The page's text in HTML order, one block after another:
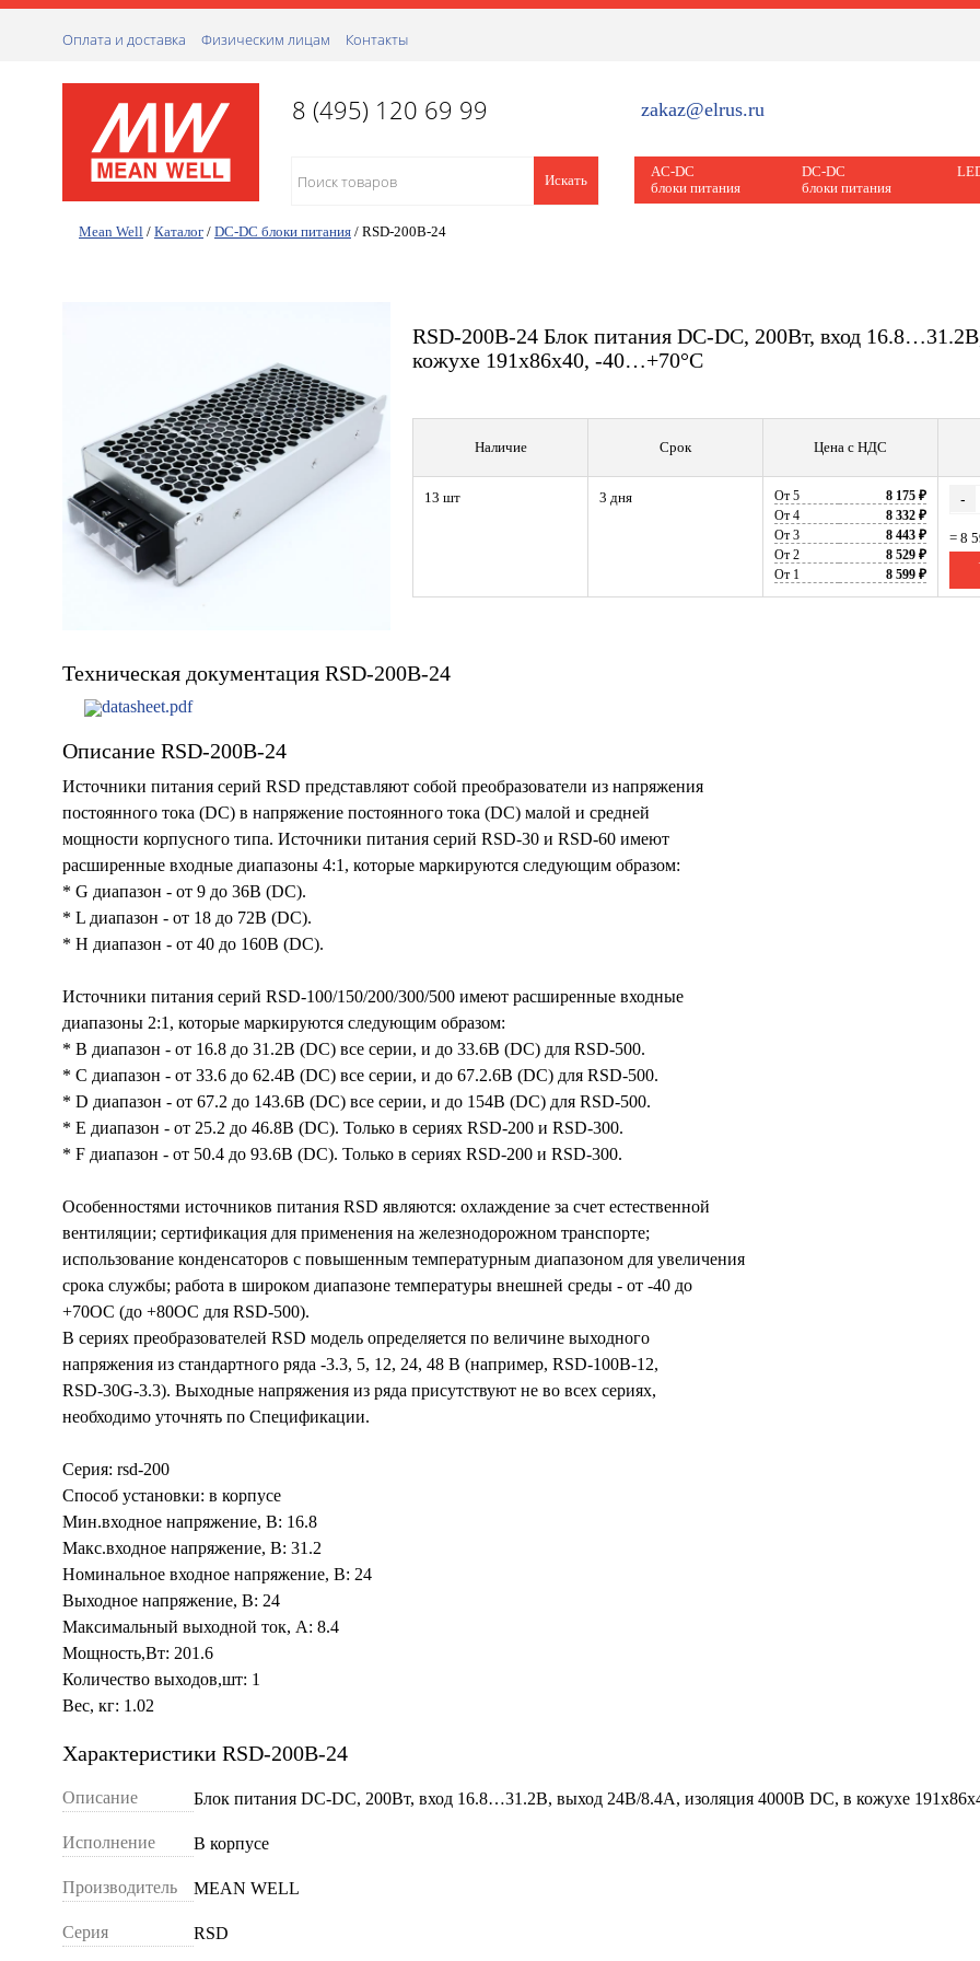
Оплата и доставка Физическим лицам Контакты
8 (495) 120 69 99 zakaz@elrus.ru
Искать
AC-DC
блоки питания
DC-DC
блоки питания
Mean Well / Каталог / DC-DC блоки питания / RSD-200B-24
RSD-200B-24 Блок питания DC-DC, 200Вт, вход
кожухе 191х86х40, -40…+70°С
Наличие Срок Цена с НДС
13 шт 3 дня От 5
8 175 ₽
От 4
8 332 ₽
От 3
8 443 ₽
От 2
8 529 ₽
От 1
8 599 ₽
-
= 8
Техническая документация RSD-200B-24
datasheet.pdf
Описание RSD-200B-24
Источники питания серий RSD представляют собой преобразователи из напряжения
постоянного тока (DC) в напряжение постоянного тока (DC) малой и средней
мощности корпусного типа. Источники питания серий RSD-30 и RSD-60 имеют
расширенные входные диапазоны 4:1, которые маркируются следующим образом:
* G диапазон - от 9 до 36В (DC).
* L диапазон - от 18 до 72В (DC).
* H диапазон - от 40 до 160В (DC).
Источники питания серий RSD-100/150/200/300/500 имеют расширенные входные
диапазоны 2:1, которые маркируются следующим образом:
* B диапазон - от 16.8 до 31.2В (DC) все серии, и до 33.6В (DC) для RSD-500.
* C диапазон - от 33.6 до 62.4В (DC) все серии, и до 67.2.6В (DC) для RSD-500.
* D диапазон - от 67.2 до 143.6В (DC) все серии, и до 154В (DC) для RSD-500.
* E диапазон - от 25.2 до 46.8В (DC). Только в сериях RSD-200 и RSD-300.
* F диапазон - от 50.4 до 93.6В (DC). Только в сериях RSD-200 и RSD-300.
Особенностями источников питания RSD являются: охлаждение за счет естественной
вентиляции; сертификация для применения на железнодорожном транспорте;
использование конденсаторов с повышенным температурным диапазоном для увеличения
срока службы; работа в широком диапазоне температуры внешней среды - от -40 до
+70ОС (до +80ОС для RSD-500).
В сериях преобразователей RSD модель определяется по величине выходного
напряжения из стандартного ряда -3.3, 5, 12, 24, 48 В (например, RSD-100B-12,
RSD-30G-3.3). Выходные напряжения из ряда присутствуют не во всех сериях,
необходимо уточнять по Спецификации.
Серия: rsd-200
Способ установки: в корпусе
Мин.входное напряжение, В: 16.8
Макс.входное напряжение, В: 31.2
Номинальное входное напряжение, В: 24
Выходное напряжение, В: 24
Максимальный выходной ток, А: 8.4
Мощность,Вт: 201.6
Количество выходов,шт: 1
Вес, кг: 1.02
Характеристики RSD-200B-24
Описание Блок питания DC-DC, 200Вт, вход 16.8…31.2В, выход 24В/8.4А, изоляция 4000В DC, в кожухе
Исполнение В корпусе
Производитель MEAN WELL
Серия RSD